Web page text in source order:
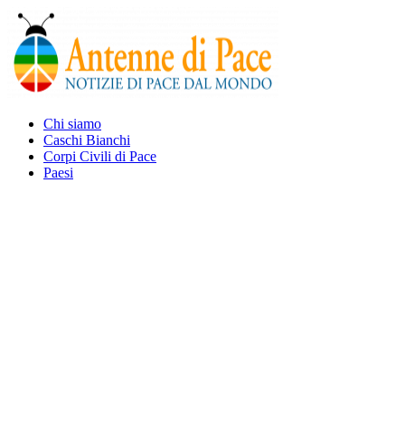
Chi siamo
Caschi Bianchi
Corpi Civili di Pace
Paesi